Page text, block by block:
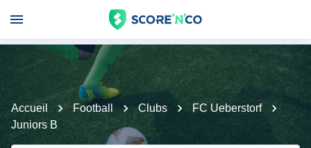
Accueil Football Clubs
FC Ueberstorf
Juniors B